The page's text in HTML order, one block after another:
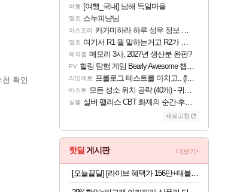
천 확인
여행 [여행_국내] 남해 독일마을
명조 스누피냥님
아스오라 카가미하라 하루 성우 정보 및 주요 필모
명조 여기서 R1 뭘 말하는거고 R2가 뭘말하는걸까요?
해외겜 메모리 3사, 2027년 생산분 완판?
PV 힐링 탐험 게임 Bearly Awesome 챕터 1 트레일러
리밋제로 프롤로그 테스트를 마치고.. (feat. 리아)
비스트 모든 성소 위치 공략 (40개) - 귀환한 영혼 도전과제
실팰 실버 팰리스 CBT 화제의 순간·후기 모음
새로고침
핫딜 게시판 더보기+